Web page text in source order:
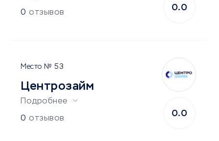
0 отзывов
0.0
53
Центрозайм
Подробнее
0 отзывов
0.0